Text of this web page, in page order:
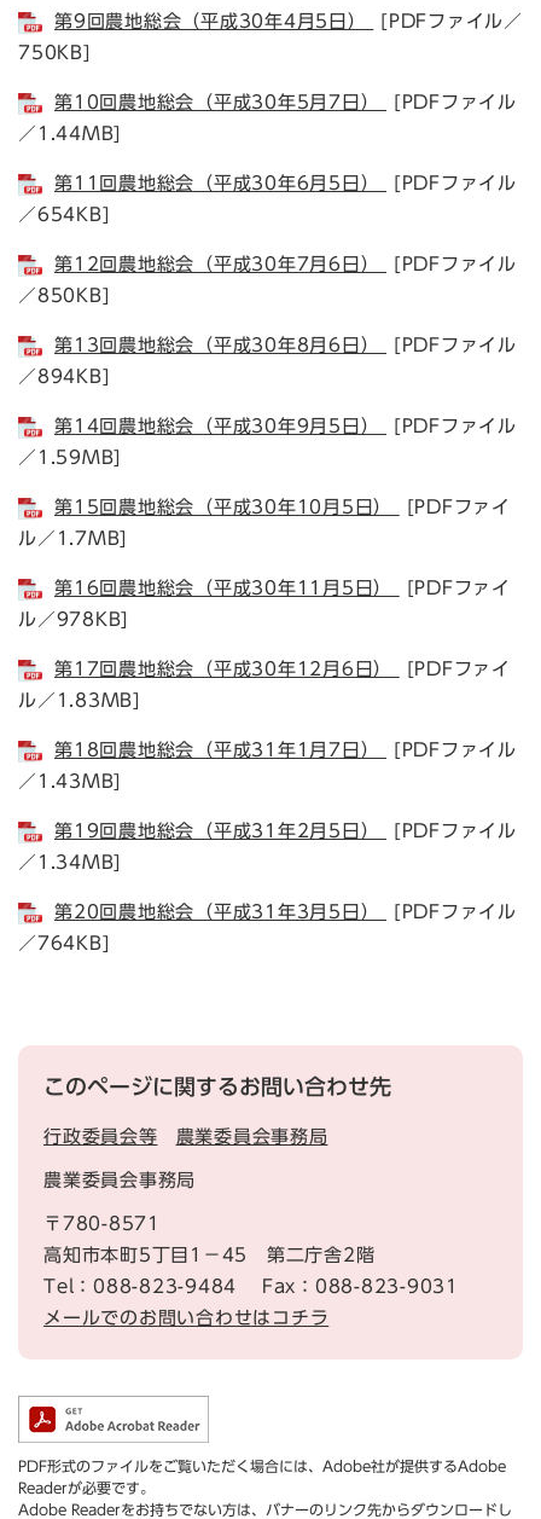
第9回農地総会（平成30年4月5日）
[PDFファイル／
750KB]
第10回農地総会（平成30年5月7日）
[PDFファイル
／1.44MB]
第11回農地総会（平成30年6月5日）
[PDFファイル
／654KB]
第12回農地総会（平成30年7月6日）
[PDFファイル
／850KB]
第13回農地総会（平成30年8月6日）
[PDFファイル
／894KB]
第14回農地総会（平成30年9月5日）
[PDFファイル
／1.59MB]
第15回農地総会（平成30年10月5日）
[PDFファイ
ル／1.7MB]
第16回農地総会（平成30年11月5日）
[PDFファイ
ル／978KB]
第17回農地総会（平成30年12月6日）
[PDFファイ
ル／1.83MB]
第18回農地総会（平成31年1月7日）
[PDFファイル
／1.43MB]
第19回農地総会（平成31年2月5日）
[PDFファイル
／1.34MB]
第20回農地総会（平成31年3月5日）
[PDFファイル
／764KB]
このページに関するお問い合わせ先
行政委員会等 農業委員会事務局
農業委員会事務局
〒780-8571
高知市本町5丁目1－45 第二庁舎2階
Tel：088-823-9484
Fax：088-823-9031
メールでのお問い合わせはコチラ
PDF形式のファイルをご覧いただく場合には、Adobe社が提供するAdobe
Readerが必要です。
Adobe Readerをお持ちでない方は、バナーのリンク先からダウンロードし